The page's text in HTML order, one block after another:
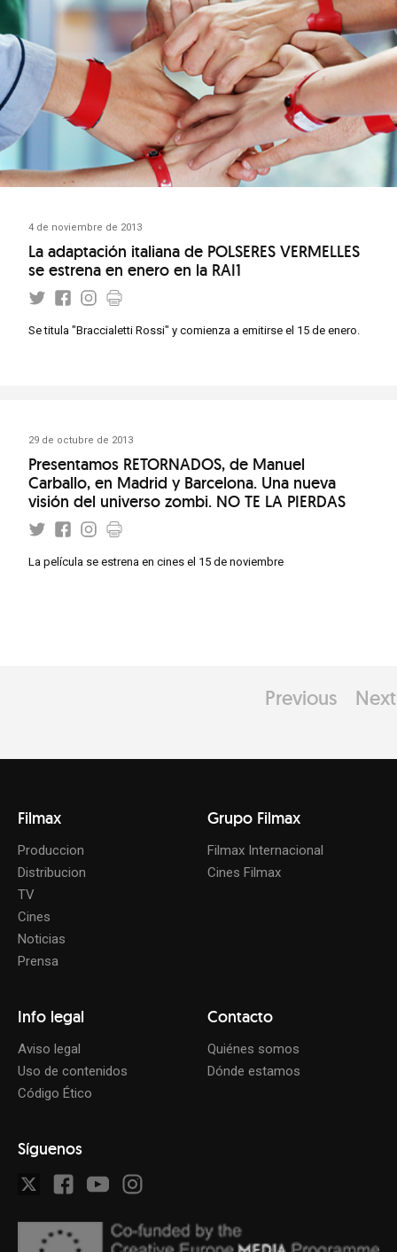
4 de noviembre de 2013
La adaptación italiana de POLSERES VERMELLES
se estrena en enero en la RAI1
Se titula "Braccialetti Rossi" y comienza a emitirse el 15 de enero.
29 de octubre de 2013
Presentamos RETORNADOS, de Manuel
Carballo, en Madrid y Barcelona. Una nueva
visión del universo zombi. NO TE LA PIERDAS
La película se estrena en cines el 15 de noviembre
Previous Next
Filmax
Produccion
Distribucion
TV
Cines
Noticias
Prensa
Grupo Filmax
Filmax Internacional
Cines Filmax
Info legal
Aviso legal
Uso de contenidos
Código Ético
Contacto
Quiénes somos
Dónde estamos
Síguenos